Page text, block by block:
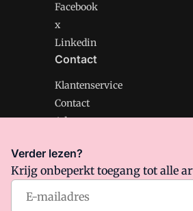
Facebook
x
Linkedin
Contact
Klantenservice
Contact
Adverteren
Management Support is
Algemene Voorwaarden
Verder lezen?
Krijg onbeperkt toegang tot alle